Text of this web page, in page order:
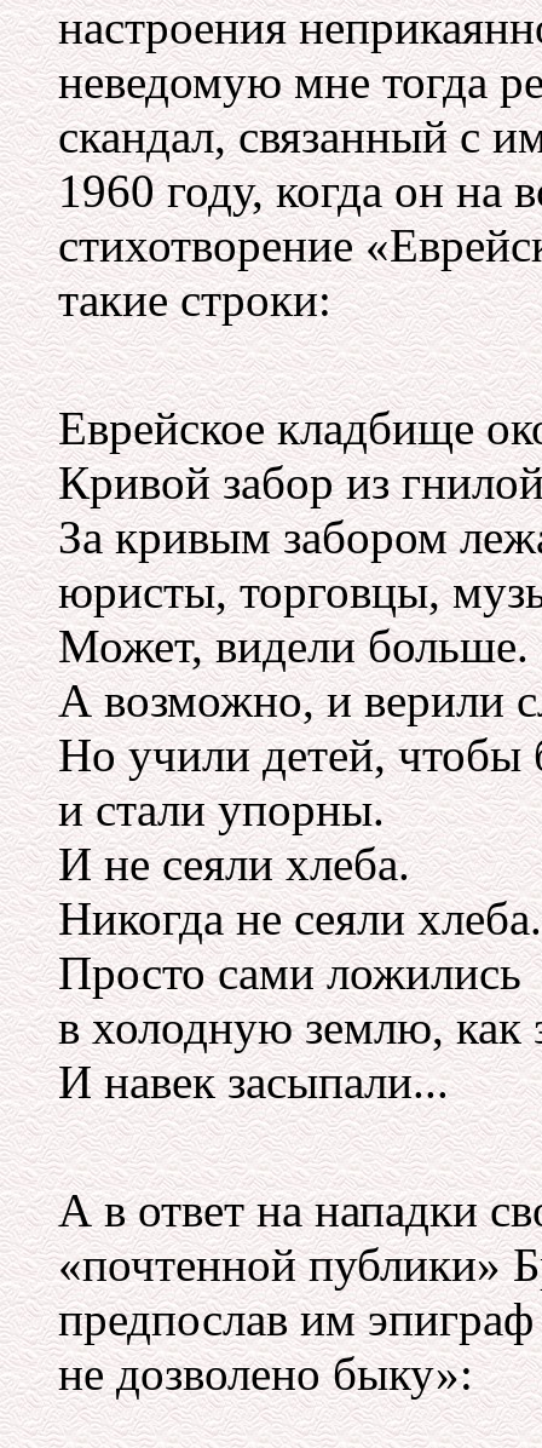
настроения
неведомую мне тогда
скандал, связанный с
1960 году, когда он на
стихотворение
такие строки:
Еврейское кладбище
Кривой забор из
За кривым забором
юристы, торговцы,
Может, видели больше.
А возможно, и верили
Но учили детей,
и стали упорны.
И не сеяли хлеба.
Никогда не сеяли хлеба.
Просто сами ложились
в холодную землю, как
И навек засыпали...
А в ответ на нападки
«почтенной публики»
предпослав им
не дозволено быку»: